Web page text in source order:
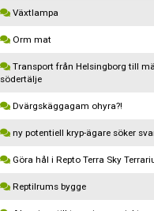
Växtlampa
Orm mat
Transport från Helsingborg till
södertälje
Dvärgskäggagam ohyra?!
ny potentiell kryp-ägare söker
Göra hål i Repto Terra Sky
Reptilrums bygge